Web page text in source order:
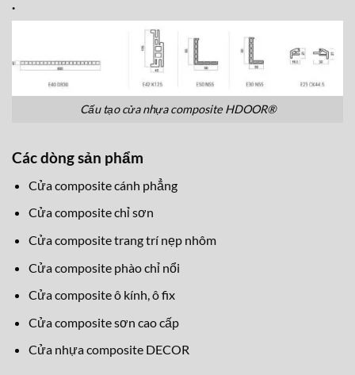
Cấu tạo cửa nhựa composite HDOOR®
Các dòng sản phẩm
Cửa composite cánh phẳng
Cửa composite chỉ sơn
Cửa composite trang trí nẹp nhôm
Cửa composite phào chỉ nổi
Cửa composite ô kính, ô fix
Cửa composite sơn cao cấp
Cửa nhựa composite DECOR